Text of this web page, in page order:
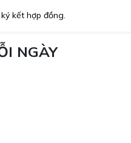
kết hợp đồng.
NGÀY